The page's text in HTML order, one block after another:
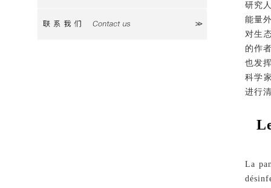
研究
能量
对生
的作
也发
科学
进行
La
联系我们